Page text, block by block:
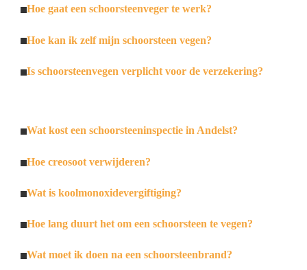
Hoe gaat een schoorsteenveger te werk?
Hoe kan ik zelf mijn schoorsteen vegen?
Is schoorsteenvegen verplicht voor de verzekering?
Wat kost een schoorsteeninspectie in Andelst?
Hoe creosoot verwijderen?
Wat is koolmonoxidevergiftiging?
Hoe lang duurt het om een schoorsteen te vegen?
Wat moet ik doen na een schoorsteenbrand?